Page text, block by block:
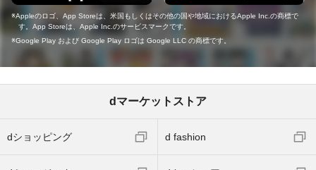
Appleのロゴ、App Storeは、米国もしくはその他の国や地域におけるApple Inc.の商標で
す。App Storeは、Apple Inc.のサービスマークです。
Google Play および Google Play ロゴは Google LLC の商標です。
dマーケットストア
dショッピング d fashion